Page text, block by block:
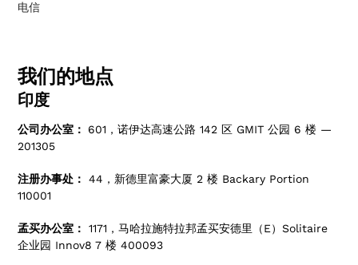
电信
我们的地点
印度
公司办公室： 601，诺伊达高速公路 142 区 GMIT 公园 6 楼 —
201305
注册办事处：
44，新德里富豪大厦 2 楼 Backary Portion
110001
孟买办公室：
1171，马哈拉施特拉邦孟买安德里（E）Solitaire
企业园 Innov8 7 楼 400093